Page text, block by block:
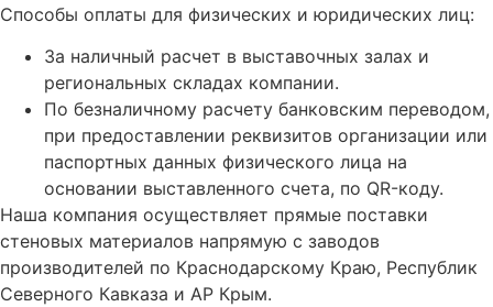
Способы оплаты для физических и юридических лиц:
За наличный расчет в выставочных залах и
региональных складах компании.
По безналичному расчету банковским переводом,
при предоставлении реквизитов организации или
паспортных данных физического лица на
основании выставленного счета, по QR-коду.
Наша компания осуществляет прямые поставки
стеновых материалов напрямую с заводов
производителей по Краснодарскому Краю, Республик
Северного Кавказа и АР Крым.